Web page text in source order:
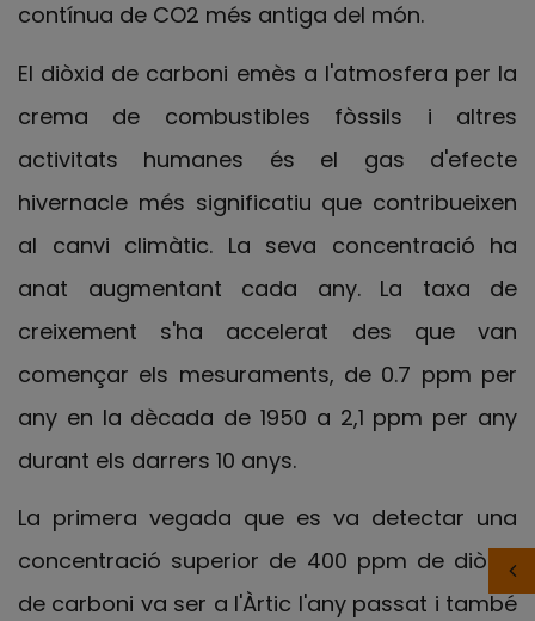
contínua de CO2 més antiga del món.
El diòxid de carboni emès a l'atmosfera per la
crema de combustibles fòssils i altres
activitats humanes és el gas d'efecte
hivernacle més significatiu que contribueixen
al canvi climàtic. La seva concentració ha
anat augmentant cada any. La taxa de
creixement s'ha accelerat des que van
començar els mesuraments, de 0.7 ppm per
any en la dècada de 1950 a 2,1 ppm per any
durant els darrers 10 anys.
La primera vegada que es va detectar una
concentració superior de 400 ppm de diòxid
de carboni va ser a l'Àrtic l'any passat i també